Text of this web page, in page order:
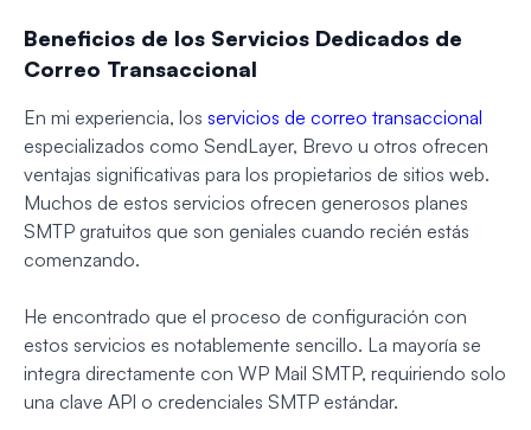
Beneficios de los Servicios Dedicados de
Correo Transaccional
En mi experiencia, los servicios de correo transaccional
especializados como SendLayer, Brevo u otros ofrecen
ventajas significativas para los propietarios de sitios web.
Muchos de estos servicios ofrecen generosos planes
SMTP gratuitos que son geniales cuando recién estás
comenzando.
He encontrado que el proceso de configuración con
estos servicios es notablemente sencillo. La mayoría se
integra directamente con WP Mail SMTP, requiriendo solo
una clave API o credenciales SMTP estándar.